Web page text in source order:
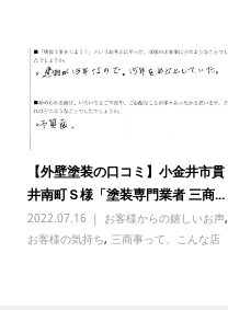
【外壁塗装の口コミ】小金井市貫
井南町Ｓ様「塗装専門業者 三商...
2022.07.16 お客様からの嬉しいお声,
お客様の気持ち, 三商事って、こんな店